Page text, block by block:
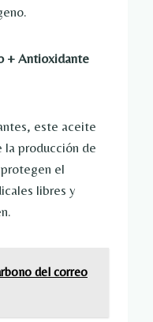
+ Antioxidante
este aceite
producción de
el
libres y
del correo